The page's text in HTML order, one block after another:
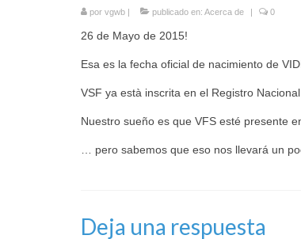
por vgwb | publicado en: Acerca de | 0
26 de Mayo de 2015!
Esa es la fecha oficial de nacimiento de
VSF ya està inscrita en el Registro
Nuestro sueño es que VFS esté presente
… pero sabemos que eso nos llevará un
Deja una respuesta